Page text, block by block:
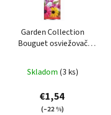
Garden Collection
Bouguet osviežovač
Skladom (3 ks)
€1,54
(–22 %)